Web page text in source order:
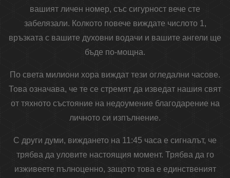
вашият личен номер, със сигурност вече сте
забелязали. Колкото повече виждате числото 1,
връзката с вашите духовни водачи и вашите ангели ще
бъде по-мощна.
По света милиони хора виждат тези огледални часове.
Това означава, че те се стремят да изведат нашия свят
от тяхното състояние на недоумение благодарение на
личното си изпълнение.
С други думи, виждането на 11:45 часа е сигналът, че
трябва да уловите настоящия момент. Трябва да го
изживеете пълноценно, защото това е единственият